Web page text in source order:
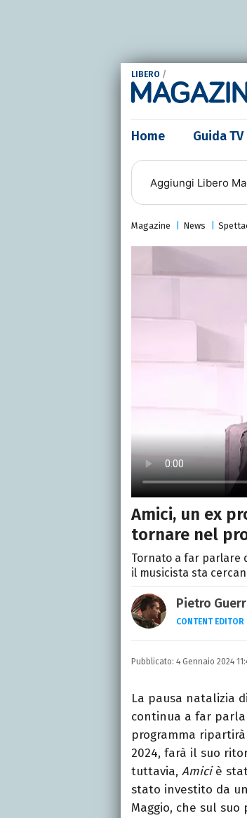
LIBERO /
Home Guida TV
Aggiungi Libero
Magazine News
Amici, un ex
tornare nel
Tornato a far parlare
il musicista sta
Pietro
CONTENT EDITOR
Laurea in
e della
Pubblicato: 4 Gennaio 2024
La pausa natalizia di
continua a far
programma
2024, farà il suo
tuttavia, Amiciè
stato investito da
Maggio, che sul suo